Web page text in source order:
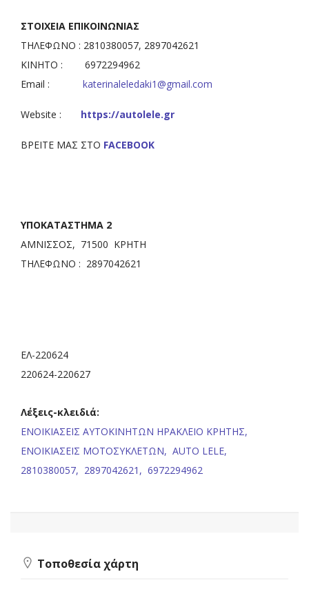
ΣΤΟΙΧΕΙΑ ΕΠΙΚΟΙΝΩΝΙΑΣ
ΤΗΛΕΦΩΝΟ : 2810380057, 2897042621
ΚΙΝΗΤΟ : 6972294962
Email : katerinaleledaki1@gmail.com
Website : https://autolele.gr
ΒΡΕΙΤΕ ΜΑΣ ΣΤΟ FACEBOOK
ΥΠΟΚΑΤΑΣΤΗΜΑ 2
ΑΜΝΙΣΣΟΣ, 71500 ΚΡΗΤΗ
ΤΗΛΕΦΩΝΟ : 2897042621
ΕΛ-220624
220624-220627
Λέξεις-κλειδιά:
ΕΝΟΙΚΙΑΣΕΙΣ ΑΥΤΟΚΙΝΗΤΩΝ ΗΡΑΚΛΕΙΟ ΚΡΗΤΗΣ,
ΕΝΟΙΚΙΑΣΕΙΣ ΜΟΤΟΣΥΚΛΕΤΩΝ, AUTO LELE,
2810380057, 2897042621, 6972294962
Τοποθεσία χάρτη